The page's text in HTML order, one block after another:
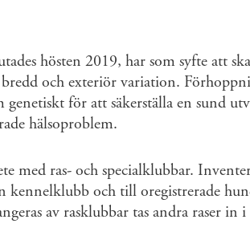
hösten 2019, har som syfte att
och exteriör variation.
för att säkerställa en sund
hälsoproblem.
med ras- och specialklubbar.
och till oregistrerade
av rasklubbar tas andra raser in